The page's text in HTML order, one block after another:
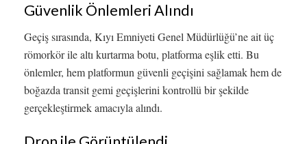
Güvenlik Önlemleri Alındı
Geçiş sırasında, Kıyı Emniyeti Genel Müdürlüğü’ne ait üç
römorkör ile altı kurtarma botu, platforma eşlik etti. Bu
önlemler, hem platformun güvenli geçişini sağlamak hem de
boğazda transit gemi geçişlerini kontrollü bir şekilde
gerçekleştirmek amacıyla alındı.